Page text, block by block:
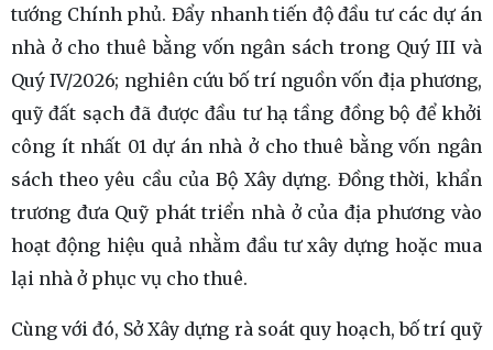
tướng Chính phủ. Đẩy nhanh tiến độ đầu tư các dự án
nhà ở cho thuê bằng vốn ngân sách trong Quý III và
Quý IV/2026; nghiên cứu bố trí nguồn vốn địa phương,
quỹ đất sạch đã được đầu tư hạ tầng đồng bộ để khởi
công ít nhất 01 dự án nhà ở cho thuê bằng vốn ngân
sách theo yêu cầu của Bộ Xây dựng. Đồng thời, khẩn
trương đưa Quỹ phát triển nhà ở của địa phương vào
hoạt động hiệu quả nhằm đầu tư xây dựng hoặc mua
lại nhà ở phục vụ cho thuê.
Cùng với đó, Sở Xây dựng rà soát quy hoạch, bố trí quỹ